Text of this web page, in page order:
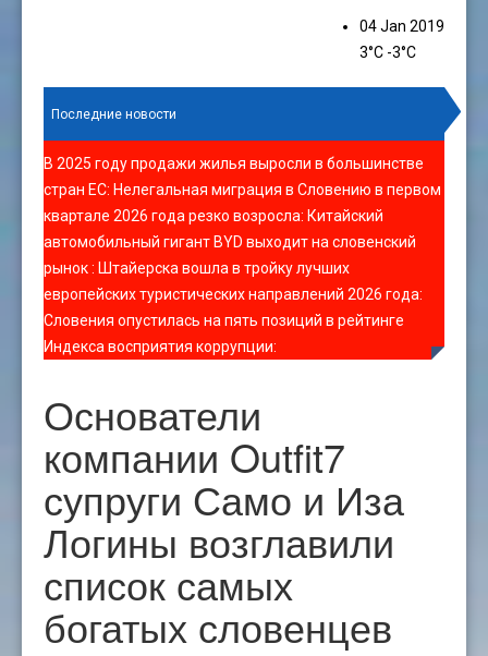
04 Jan 2019
3°C -3°C
Последние новости
В 2025 году продажи жилья выросли в большинстве
стран ЕС: Нелегальная миграция в Словению в первом
квартале 2026 года резко возросла: Китайский
автомобильный гигант BYD выходит на словенский
рынок: Штайерска вошла в тройку лучших
европейских туристических направлений 2026 года:
Словения опустилась на пять позиций в рейтинге
Индекса восприятия коррупции:
Основатели
компании Outfit7
супруги Само и Иза
Логины возглавили
список самых
богатых словенцев